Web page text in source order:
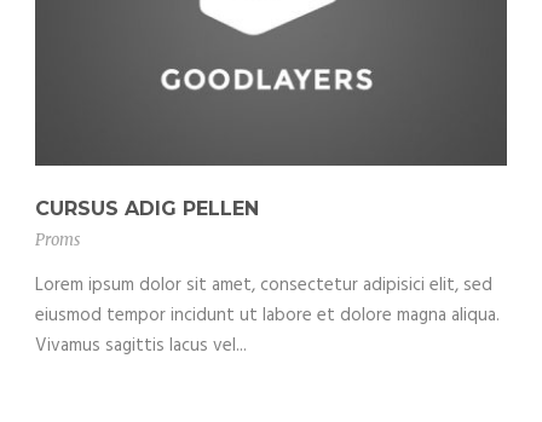
CURSUS ADIG PELLEN
Proms
Lorem ipsum dolor sit amet, consectetur adipisici elit, sed
eiusmod tempor incidunt ut labore et dolore magna aliqua.
Vivamus sagittis lacus vel...